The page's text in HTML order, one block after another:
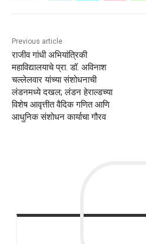
Previous article
राजीव गांधी अभियांत्रिकी
महाविद्यालयाचे प्रा. डॉ. अविनाश
चल्लेलवार यांच्या संशोधनाची
लंडनमध्ये दखल; लंडन हेराल्डच्या
विशेष आवृत्तीत वैदिक गणित आणि
आधुनिक संशोधन कार्याचा गौरव